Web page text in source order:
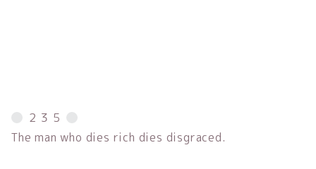
２３５
The man who dies rich dies disgraced.